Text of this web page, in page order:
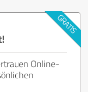
Online-